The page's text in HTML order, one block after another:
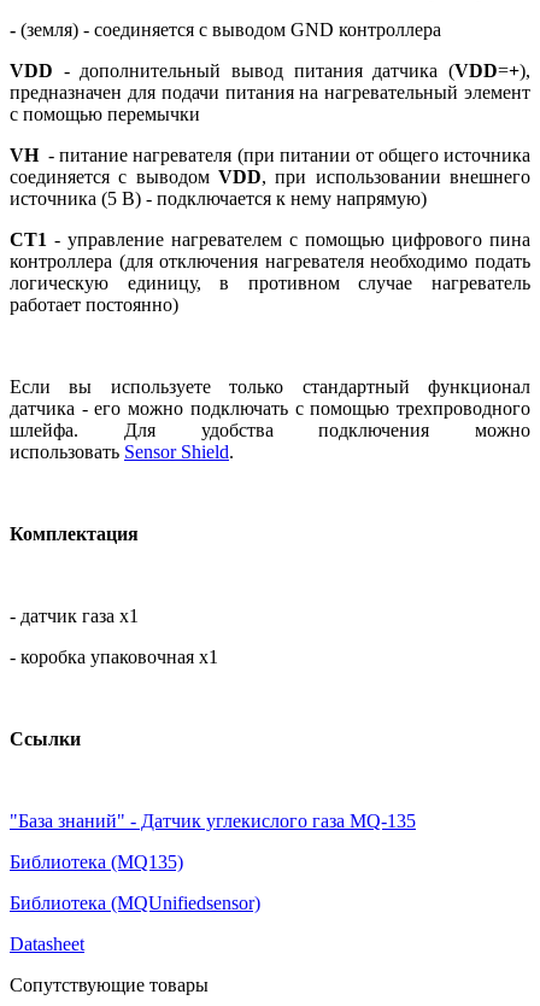
- (земля) - соединяется с выводом GND контроллера
VDD - дополнительный вывод питания датчика (VDD=+),
предназначен для подачи питания на нагревательный элемент
с помощью перемычки
VH- питание нагревателя (при питании от общего источника
соединяется с выводом VDD, при использовании внешнего
источника (5 В) - подключается к нему напрямую)
СT1 - управление нагревателем с помощью цифрового пина
контроллера (для отключения нагревателя необходимо подать
логическую единицу, в противном случае нагреватель
работает постоянно)
Если вы используете только стандартный функционал
датчика - его можно подключать с помощью трехпроводного
шлейфа. Для удобства подключения можно
использовать Sensor Shield.
Комплектация
- датчик газа х1
- коробка упаковочная х1
Ссылки
"База знаний" - Датчик углекислого газа MQ-135
Библиотека (MQ135)
Библиотека (MQUnifiedsensor)
Datasheet
Сопутствующие товары